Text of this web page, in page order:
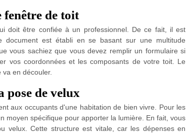
fenêtre de toit
doit être confiée à un professionnel. De ce fait, il est
document est établi en se basant sur une multitude
vous sachiez que vous devez remplir un formulaire si
vos coordonnées et les composants de votre toit. Le
en découler.
pose de velux
aux occupants d'une habitation de bien vivre. Pour les
moyen spécifique pour apporter la lumière. En fait, vous
velux. Cette structure est vitale, car les dépenses en